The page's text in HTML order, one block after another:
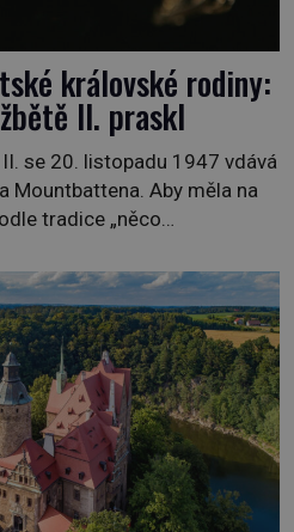
královské rodiny:
II. praskl
se 20. listopadu 1947 vdává
Mountbattena. Aby měla na
tradice „něco
tiáru královny Marie.
zhodnotil klenot britský
když si […]